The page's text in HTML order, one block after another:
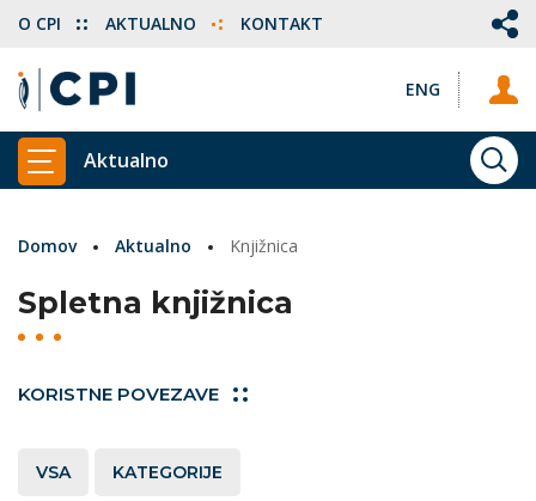
ENG
O CPI AKTUALNO KONTAKT
PRIKAŽI GLAVNI MENI
Aktualno
Domov Aktualno Knjižnica
Spletna knjižnica
KORISTNE POVEZAVE
VSA KATEGORIJE